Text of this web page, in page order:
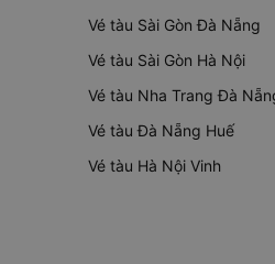
Vé tàu Sài Gòn Đà Nẵng
Vé tàu Sài Gòn Hà Nội
Vé tàu Nha Trang Đà
Vé tàu Đà Nẵng Huế
Vé tàu Hà Nội Vinh